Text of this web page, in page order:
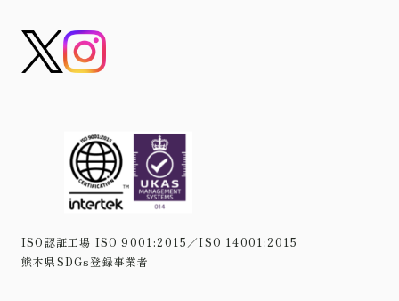
ISO認証工場 ISO 9001:2015／ISO 14001:2015
熊本県SDGs登録事業者